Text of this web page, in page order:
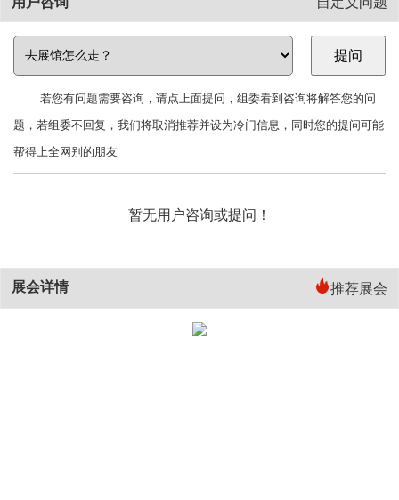
若您有问题需要咨询，请点上面提问，组委看到咨询将解答您的问
题，若组委不回复，我们将取消推荐并设为冷门信息，同时您的提问可能
帮得上全网别的朋友
暂无用户咨询或提问！
展会详情 推荐展会